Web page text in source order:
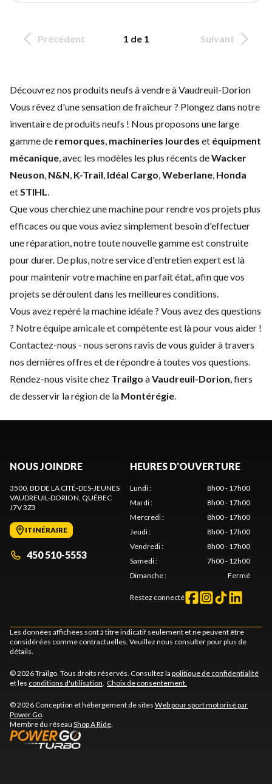
Précédent 1 de 1 Suivant
Découvrez nos produits neufs à vendre à Vaudreuil-Dorion
Vous rêvez d'une sensation de fraîcheur ? Plongez dans notre
inventaire de produits neufs ! Nous proposons une large
gamme de remorques, machineries lourdes et équipment
mécanique, avec les modèles les plus récents deWacker
Neuson, N&N, K-Trail, Idéal Cargo,Weberlane, Honda
etSTIHL.
Que vous cherchiez une machine pour rendre vos projets plus
efficaces ou que vous aviez simplement besoin d'effectuer
une réparation, notre toute nouvelle gamme est construite
pour durer. De plus, notre service d'entretien expertest là
pour maintenir votre machine en parfait état, afin que vos
projets se déroulent dans les meilleures conditions.
Vous avez repéré la machine idéale ? Vous avez des questions
? Notre équipe amicale et compétente est là pour vous aider !
Contactez-nous - nous serons ravis de vous guider à travers
nos dernières offres et de répondre à toutes vos questions.
Rendez-nous visite chez Trailgo àVaudreuil-Dorion, fiers
de desservir la région de la Montérégie.
NOUS JOINDRE
3500, BD DE LA CITÉ-DES-JEUNES
VAUDREUIL-DORION, QUÉBEC
J7V 3Z3
ITINÉRAIRE
450 510-5553
HEURES D'OUVERTURE
Lundi:
8h00 - 17h00
Mardi:
8h00 - 17h00
Mercredi:
8h00 - 17h00
Jeudi:
8h00 - 17h00
Vendredi:
8h00 - 17h00
Samedi:
7h00 - 12h00
Dimanche: Fermé
Restez connecté
Les données affichées sont à titre indicatif seulement et ne peuvent être
considérées comme contractuelles. Veuillez nous consulter pour plus de
détails.
© 2026 Trailgo. Tous droits réservés. Consultez la politique de confidentialité
et les conditions d'utilisation. Choix de consentement.
© 2026 Conception et hébergement de sites Web pour sport motorisé par
Power Go.
Membre du réseau Shop A Ride.